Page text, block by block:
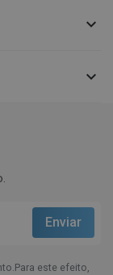


este efeito,